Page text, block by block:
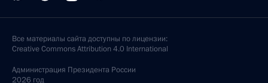
Все материалы сайта доступны по лицензии:
Creative Commons Attribution 4.0 International
Администрация Президента России
2026 год